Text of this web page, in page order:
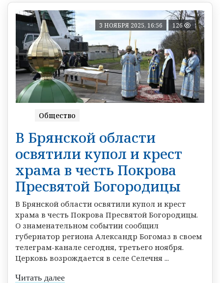
3 НОЯБРЯ 2025, 16:56 126
Общество
В Брянской области
освятили купол и крест
храма в честь Покрова
Пресвятой Богородицы
В Брянской области освятили купол и крест
храма в честь Покрова Пресвятой Богородицы.
О знаменательном событии сообщил
губернатор региона Александр Богомаз в своем
телеграм-канале сегодня, третьего ноября.
Церковь возрождается в селе Селечня ...
Читать далее